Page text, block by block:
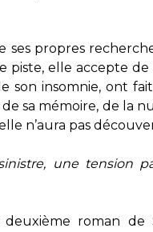
propres
elle accepte
son insomnie, ont
sa mémoire, de la
n’aura pas
une tension
roman de